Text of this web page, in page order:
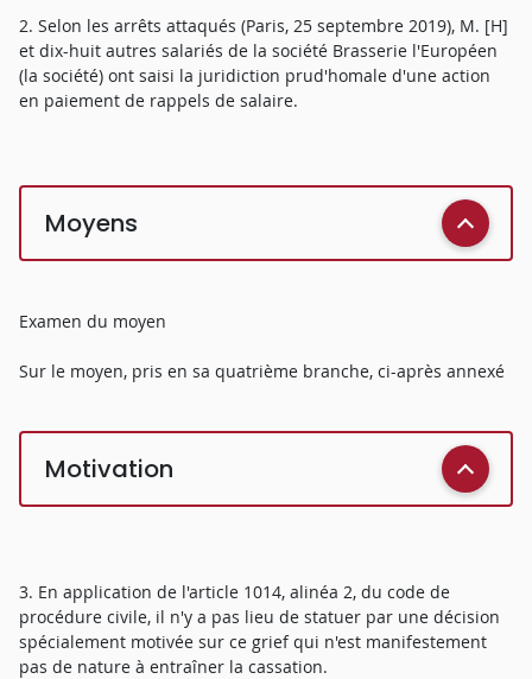
2. Selon les arrêts attaqués (Paris, 25 septembre 2019), M. [H]
et dix-huit autres salariés de la société Brasserie l'Européen
(la société) ont saisi la juridiction prud'homale d'une action
en paiement de rappels de salaire.
Moyens
Examen du moyen
Sur le moyen, pris en sa quatrième branche, ci-après annexé
Motivation
3. En application de l'article 1014, alinéa 2, du code de
procédure civile, il n'y a pas lieu de statuer par une décision
spécialement motivée sur ce grief qui n'est manifestement
pas de nature à entraîner la cassation.